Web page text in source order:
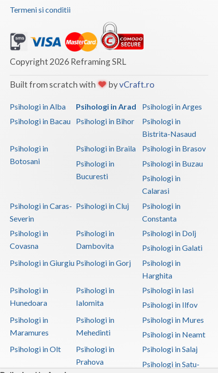
Termeni si conditii
Copyright 2026 Reframing SRL
Built from scratch with byvCraft.ro
Psihologi in Alba Psihologi in Arad
Psihologi in Arges
Psihologi in Bacau
Psihologi in Bihor
Psihologi in
Bistrita-Nasaud
Psihologi in
Botosani
Psihologi in Braila
Psihologi in Brasov
Psihologi in
Bucuresti
Psihologi in Buzau
Psihologi in
Calarasi
Psihologi in Caras-
Severin
Psihologi in Cluj
Psihologi in
Constanta
Psihologi in
Covasna
Psihologi in
Dambovita
Psihologi in Dolj
Psihologi in Galati
Psihologi in Giurgiu Psihologi in Gorj
Psihologi in
Harghita
Psihologi in
Hunedoara
Psihologi in
Ialomita
Psihologi in Iasi
Psihologi in Ilfov
Psihologi in
Maramures
Psihologi in
Mehedinti
Psihologi in Mures
Psihologi in Neamt
Psihologi in Olt
Psihologi in
Prahova
Psihologi in Salaj
Psihologi in Satu-